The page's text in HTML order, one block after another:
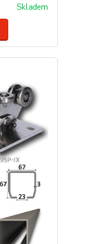
Skladem